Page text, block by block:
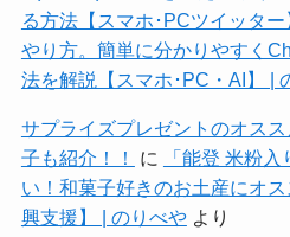
る方法【スマホ･PCツイッター
やり方。簡単に分かりやすく
法を解説【スマホ･PC・AI】 |
サプライズプレゼントのオス
子も紹介！！
に
「能登 米粉
い！和菓子好きのお土産にオ
興支援】 | のりべやより